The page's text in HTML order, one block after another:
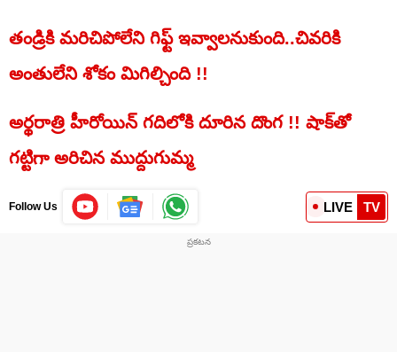
తండ్రికి మరిచిపోలేని గిఫ్ట్‌ ఇవ్వాలనుకుంది..చివరికి
అంతులేని శోకం మిగిల్చింది !!
అర్థరాత్రి హీరోయిన్ గదిలోకి దూరిన దొంగ !! షాక్‌తో
గట్టిగా అరిచిన ముద్దుగుమ్మ
Follow Us LIVE TV